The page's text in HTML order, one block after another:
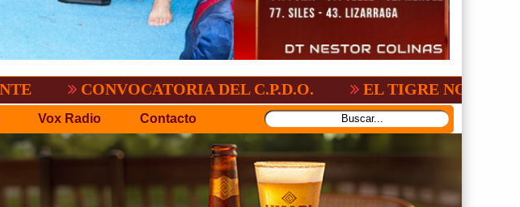
CONVOCATORIA DEL C.P.D.O. EL TIGRE NO PERDONO A
Vox Radio Contacto